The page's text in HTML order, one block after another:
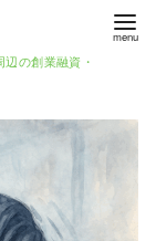
の創業融資・